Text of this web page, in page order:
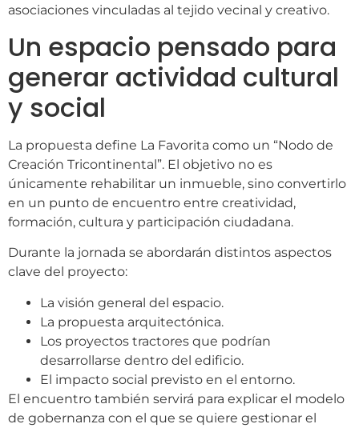
asociaciones vinculadas al tejido vecinal y creativo.
Un espacio pensado para
generar actividad cultural
y social
La propuesta define La Favorita como un “Nodo de
Creación Tricontinental”. El objetivo no es
únicamente rehabilitar un inmueble, sino convertirlo
en un punto de encuentro entre creatividad,
formación, cultura y participación ciudadana.
Durante la jornada se abordarán distintos aspectos
clave del proyecto:
La visión general del espacio.
La propuesta arquitectónica.
Los proyectos tractores que podrían
desarrollarse dentro del edificio.
El impacto social previsto en el entorno.
El encuentro también servirá para explicar el modelo
de gobernanza con el que se quiere gestionar el